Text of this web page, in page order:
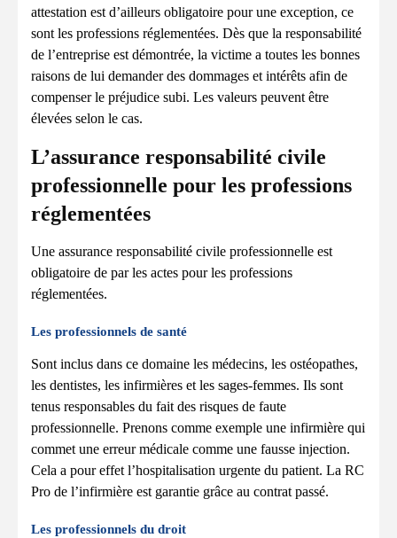
attestation est d’ailleurs obligatoire pour une exception, ce
sont les professions réglementées. Dès que la responsabilité
de l’entreprise est démontrée, la victime a toutes les bonnes
raisons de lui demander des dommages et intérêts afin de
compenser le préjudice subi. Les valeurs peuvent être
élevées selon le cas.
L’assurance responsabilité civile
professionnelle pour les professions
réglementées
Une assurance responsabilité civile professionnelle est
obligatoire de par les actes pour les professions
réglementées.
Les professionnels de santé
Sont inclus dans ce domaine les médecins, les ostéopathes,
les dentistes, les infirmières et les sages-femmes. Ils sont
tenus responsables du fait des risques de faute
professionnelle. Prenons comme exemple une infirmière qui
commet une erreur médicale comme une fausse injection.
Cela a pour effet l’hospitalisation urgente du patient. La RC
Pro de l’infirmière est garantie grâce au contrat passé.
Les professionnels du droit